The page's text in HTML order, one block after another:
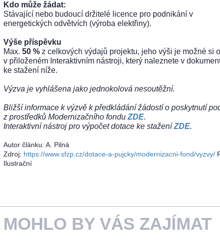
Kdo může žádat:
Stávající nebo budoucí držitelé licence pro podnikání v
energetických odvětvích (výroba elektřiny).
Výše příspěvku
Max. 50 % z celkových výdajů projektu, jeho výši je možné si
v přiloženém Interaktivním nástroji, který naleznete v
ke stažení níže.
Výzva je vyhlášena jako jednokolová nesoutěžní.
Bližší informace k výzvě k předkládání žádostí o poskytnutí
z prostředků Modernizačního fondu ZDE.
Interaktivní nástroj pro výpočet dotace ke staženíZDE.
Autor článku: A. Pilná
Zdroj: https://www.sfzp.cz/dotace-a-pujcky/modernizacni-fond/vyzvy/
Ilustrační
MOHLO BY VÁS ZAJÍMAT